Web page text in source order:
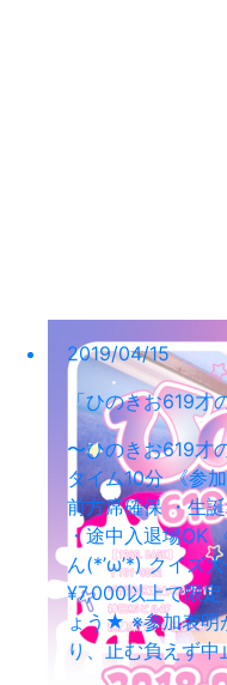
2019/04/15
「ひのきお619才
〜ひのきお619才
タイム10分 《参
前方席確保 ・生
・途中入退場OK
ん(*’ω’*) クイズ
¥7,000以上で限
ょう★ ※参加表明
り、止む負えず